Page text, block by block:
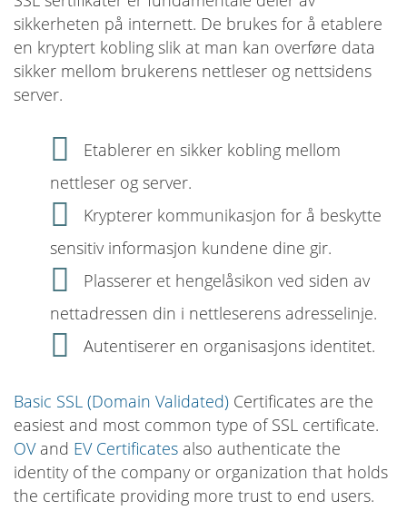
sikkerheten på internett. De brukes for å etablere
en kryptert kobling slik at man kan overføre data
sikker mellom brukerens nettleser og nettsidens
server.
Etablerer en sikker kobling mellom
nettleser og server.
Krypterer kommunikasjon for å beskytte
sensitiv informasjon kundene dine gir.
Plasserer et hengelåsikon ved siden av
nettadressen din i nettleserens adresselinje.
Autentiserer en organisasjons identitet.
Basic SSL (Domain Validated) Certificates are the
easiest and most common type of SSL certificate.
OVand EV Certificates also authenticate the
identity of the company or organization that holds
the certificate providing more trust to end users.